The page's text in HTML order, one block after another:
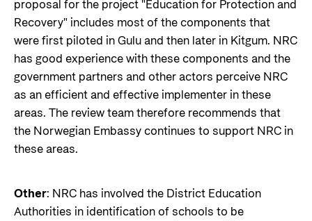
proposal for the project "Education for Protection and
Recovery" includes most of the components that
were first piloted in Gulu and then later in Kitgum. NRC
has good experience with these components and the
government partners and other actors perceive NRC
as an efficient and effective implementer in these
areas. The review team therefore recommends that
the Norwegian Embassy continues to support NRC in
these areas.
Other: NRC has involved the District Education
Authorities in identification of schools to be